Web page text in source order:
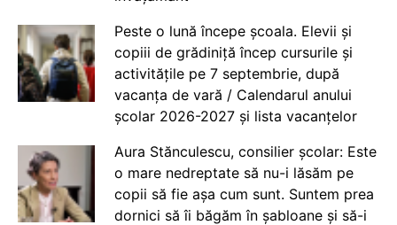
Peste o lună începe școala. Elevii și
copiii de grădiniță încep cursurile și
activitățile pe 7 septembrie, după
vacanța de vară / Calendarul anului
școlar 2026-2027 și lista vacanțelor
Aura Stănculescu, consilier școlar: Este
o mare nedreptate să nu-i lăsăm pe
copii să fie așa cum sunt. Suntem prea
dornici să îi băgăm în șabloane și să-i